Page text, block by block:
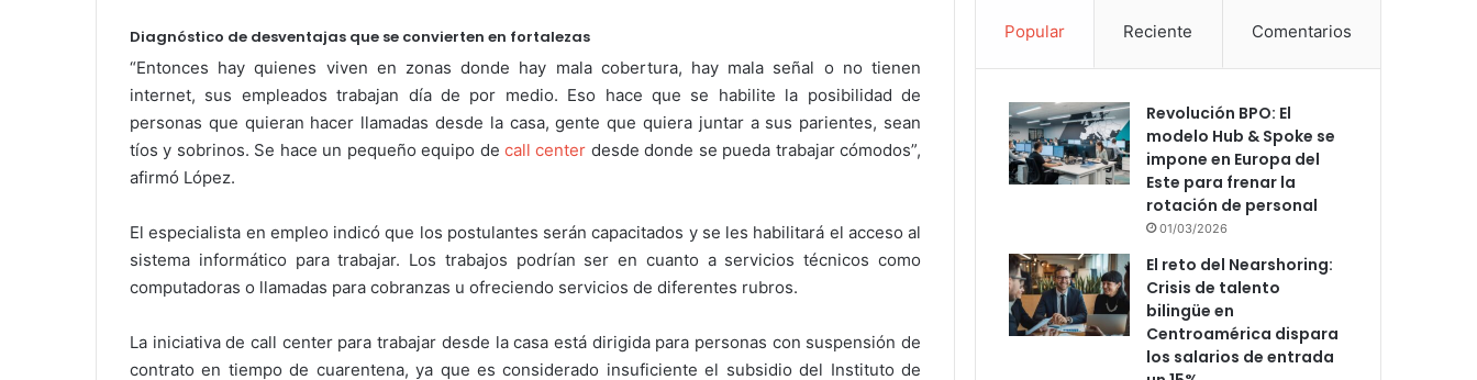
Diagnóstico de desventajas que se convierten en fortalezas
“Entonces hay quienes viven en zonas donde hay mala cobertura, hay mala señal o no tienen
internet, sus empleados trabajan día de por medio. Eso hace que se habilite la posibilidad de
personas que quieran hacer llamadas desde la casa, gente que quiera juntar a sus parientes, sean
tíos y sobrinos. Se hace un pequeño equipo de call center desde donde se pueda trabajar cómodos”,
afirmó López.
El especialista en empleo indicó que los postulantes serán capacitados y se les habilitará el acceso al
sistema informático para trabajar. Los trabajos podrían ser en cuanto a servicios técnicos como
computadoras o llamadas para cobranzas u ofreciendo servicios de diferentes rubros.
La iniciativa de call center para trabajar desde la casa está dirigida para personas con suspensión de
contrato en tiempo de cuarentena, ya que es considerado insuficiente el subsidio del Instituto de
Popular Reciente Comentarios
Revolución BPO: El
modelo Hub & Spoke se
impone en Europa del
Este para frenar la
rotación de personal
01/03/2026
El reto del Nearshoring:
Crisis de talento
bilingüe en
Centroamérica dispara
los salarios de entrada